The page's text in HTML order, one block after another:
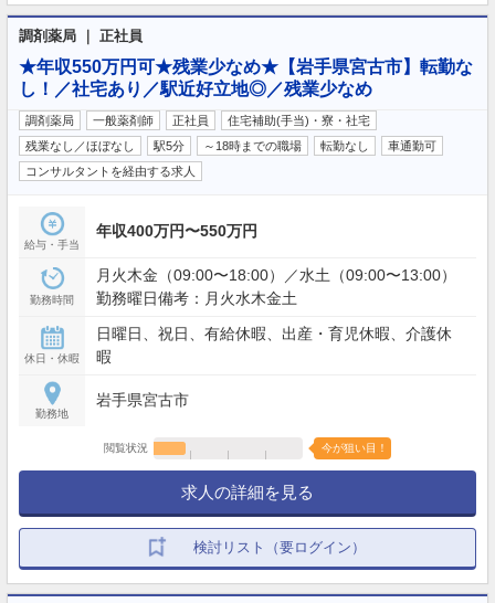
調剤薬局 ｜ 正社員
★年収550万円可★残業少なめ★【岩手県宮古市】転勤な
し！／社宅あり／駅近好立地◎／残業少なめ
調剤薬局 一般薬剤師 正社員
住宅補助(手当)・寮・社宅
残業なし／ほぼなし
駅5分 ～18時までの職場 転勤なし
車通勤可
コンサルタントを経由する求人
給与・手当
年収400万円〜550万円
勤務時間
月火木金（09:00〜18:00）／水土（09:00〜13:00）
勤務曜日備考：月火水木金土
休日・休暇
日曜日、祝日、有給休暇、出産・育児休暇、介護休
暇
勤務地
岩手県宮古市
閲覧状況 今が狙い目！
求人の詳細を見る
検討リスト（要ログイン）